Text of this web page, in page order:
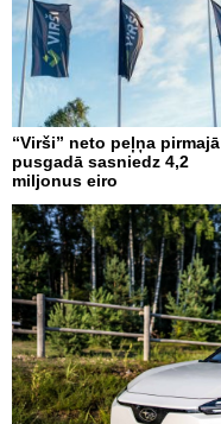
“Virši” neto peļņa pirmajā
pusgadā sasniedz 4,2
miljonus eiro